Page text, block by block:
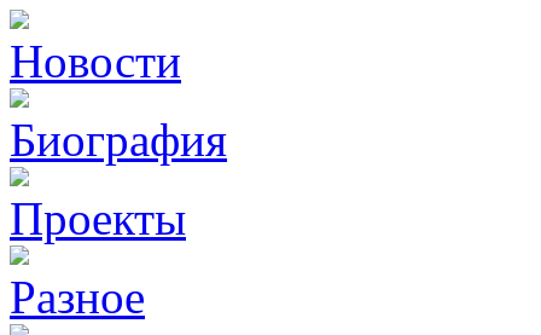
Новости
Биография
Проекты
Разное